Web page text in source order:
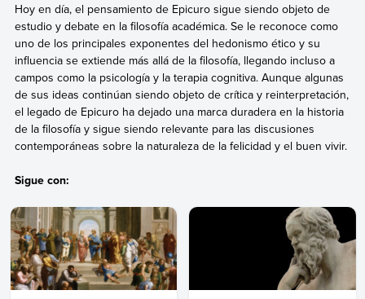
Hoy en día, el pensamiento de Epicuro sigue siendo objeto de
estudio y debate en la filosofía académica. Se le reconoce como
uno de los principales exponentes del hedonismo ético y su
influencia se extiende más allá de la filosofía, llegando incluso a
campos como la psicología y la terapia cognitiva. Aunque algunas
de sus ideas continúan siendo objeto de crítica y reinterpretación,
el legado de Epicuro ha dejado una marca duradera en la historia
de la filosofía y sigue siendo relevante para las discusiones
contemporáneas sobre la naturaleza de la felicidad y el buen vivir.
Sigue con: